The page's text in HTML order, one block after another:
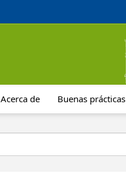
Acerca de Buenas prácticas